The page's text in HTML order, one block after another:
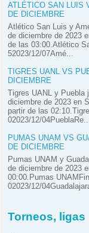
ATLÉTICO SAN LUIS
DE DICIEMBRE
Atlético San Luis y
de diciembre de 2023
de las 03:00.Atlético
52023/12/07Amé...
TIGRES UANL VS
DICIEMBRE
Tigres UANL y Puebla
diciembre de 2023 en
partir de las
02023/12/
PUMAS UNAM VS
DE DICIEMBRE
Pumas UNAM y
de diciembre de 2023
00:00.Pumas
02023/12/
Torneos, ligas